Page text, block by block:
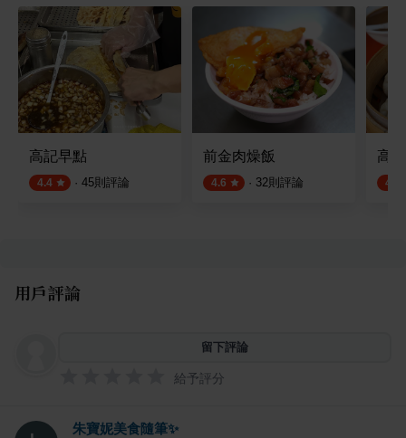
高記早點
4.4 · 45則評論
前金肉燥飯
4.6 · 32則評論
高
4.4
用戶評論
留下評論
給予評分
朱寶妮美食隨筆✨